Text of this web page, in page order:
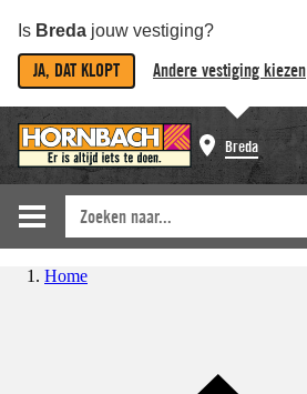
Is Breda jouw vestiging?
JA, DAT KLOPT Andere vestiging kiezen
Breda
Home